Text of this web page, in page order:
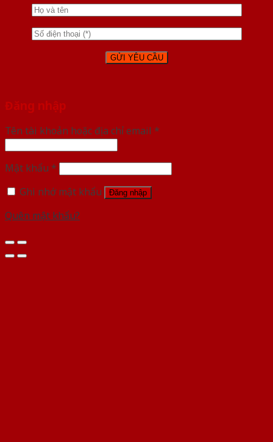
Đăng nhập
Tên tài khoản hoặc địa chỉ email *
Mật khẩu *
Ghi nhớ mật khẩu
Đăng nhập
Quên mật khẩu?